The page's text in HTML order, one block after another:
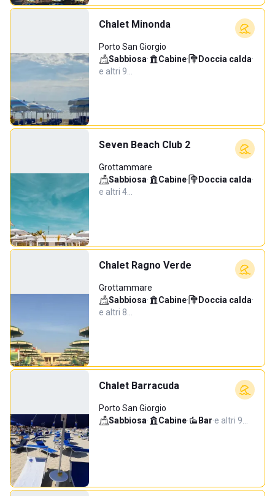
Chalet Minonda
Porto San Giorgio
Sabbiosa· Cabine· Doccia calda·
e altri 9…
Seven Beach Club 2
Grottammare
Sabbiosa· Cabine· Doccia calda·
e altri 4…
Chalet Ragno Verde
Grottammare
Sabbiosa· Cabine· Doccia calda·
e altri 8…
Chalet Barracuda
Porto San Giorgio
Sabbiosa· Cabine· Bar·e altri 9…